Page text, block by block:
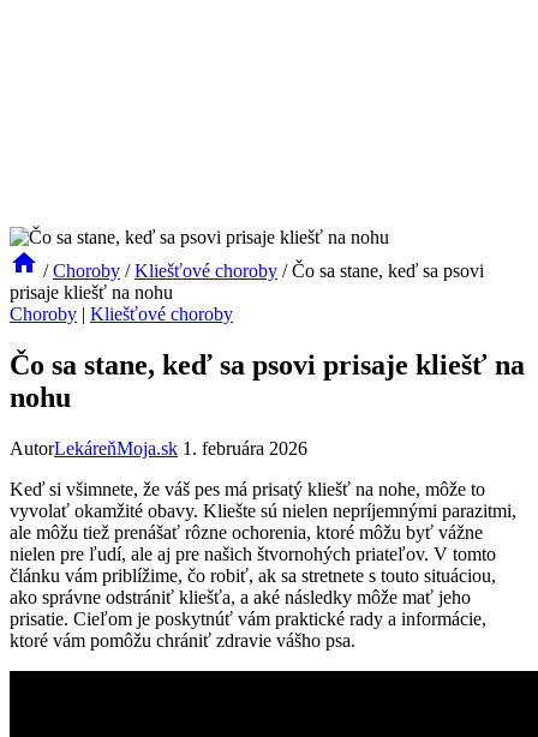
/ Choroby / Kliešťové choroby / Čo sa stane, keď sa psovi
prisaje kliešť na nohu
Choroby | Kliešťové choroby
Čo sa stane, keď sa psovi prisaje kliešť na
nohu
AutorLekáreňMoja.sk 1. februára 2026
Keď si ‍všimnete, ⁣že⁤ váš pes ‌má prisatý ​kliešť na nohe, môže to⁤
vyvolať okamžité obavy. Kliešte sú nielen⁢ nepríjemnými parazitmi,
ale môžu tiež prenášať‍ rôzne ochorenia, ktoré môžu byť vážne
nielen pre ​ľudí, ale aj pre našich štvornohých priateľov. V tomto
‍článku vám priblížime, čo ​robiť, ak sa ⁤stretnete ⁤s touto situáciou,
ako ‍správne odstrániť⁤ kliešťa, a⁤ aké‍ následky môže mať jeho
prisatie. Cieľom je ‌poskytnúť vám praktické rady a informácie,
ktoré vám pomôžu chrániť ​zdravie‌ vášho psa.